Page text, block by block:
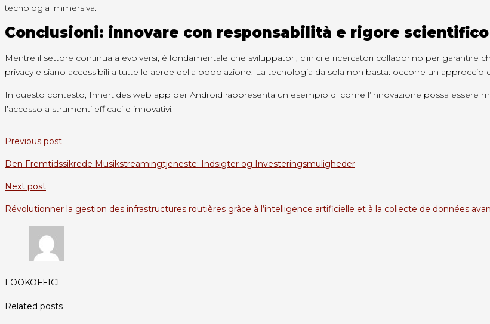
tecnologia immersiva.
Conclusioni: innovare con responsabilità e rigore scientifico
Mentre il settore continua a evolversi, è fondamentale che sviluppatori, clinici e ricercatori collaborino per garantire
privacy e siano accessibili a tutte le aeree della popolazione. La tecnologia da sola non basta: occorre un
In questo contesto, Innertides web app per Android rappresenta un esempio di come l’innovazione possa essere
l’accesso a strumenti efficaci e innovativi.
Previous post
Den Fremtidssikrede Musikstreamingtjeneste: Indsigter og Investeringsmuligheder
Next post
Révolutionner la gestion des infrastructures routières grâce à l’intelligence artificielle et à la collecte de données
LOOKOFFICE
Related posts